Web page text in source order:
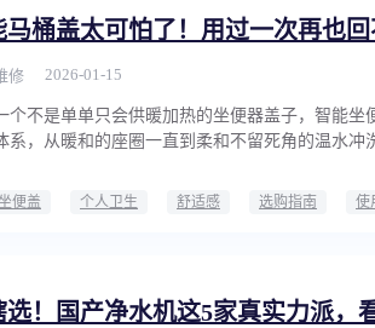
马桶盖太可怕了！用过一次再也
修 2026-01-15
个不是单单只会供暖加热的坐便器盖子，智能
系，从暖和的座圈一直到柔和不留死角的温水冲
便盖 个人卫生 舒适感 选购指南 使
选！国产净水机这5家真实力派，